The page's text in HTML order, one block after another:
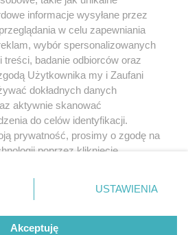
praw. Jakiekolwiek użycie lub
lub w części z naruszeniem prawa, tzn.
pod groźbą kary i może być ścigane
O nas
informacje wysyłane przez
w celu zapewniania
wybór spersonalizowanych
badanie odbiorców oraz
Użytkownika my i Zaufani
dokładnych danych
aktywnie skanować
do celów identyfikacji.
prywatność, prosimy o zgodę na
poprzez kliknięcie
przycisk ustawień prywatności
dolnym rogu strony
danych nie wymagają zgody
prawo sprzeciwić się takiemu
USTAWIENIA
Akceptuję